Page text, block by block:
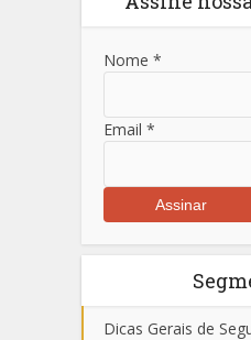
Nome *
Email *
Dicas Gerais de